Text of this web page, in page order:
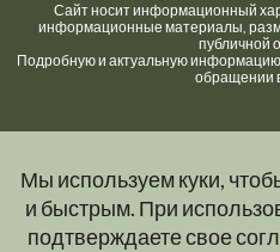
Мы используем куки,
и быстрым. При
подтверждаете свое
Сайт носит информационный
информационные материалы,
публичной
Подробную и актуальную информацию
обращении